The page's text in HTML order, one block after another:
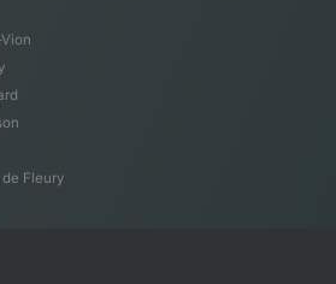
de Fleury